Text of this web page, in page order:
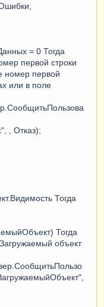
= 0 Тогда
первой строки
номер первой
или в поле
, Отказ);
Тогда
Тогда
объект